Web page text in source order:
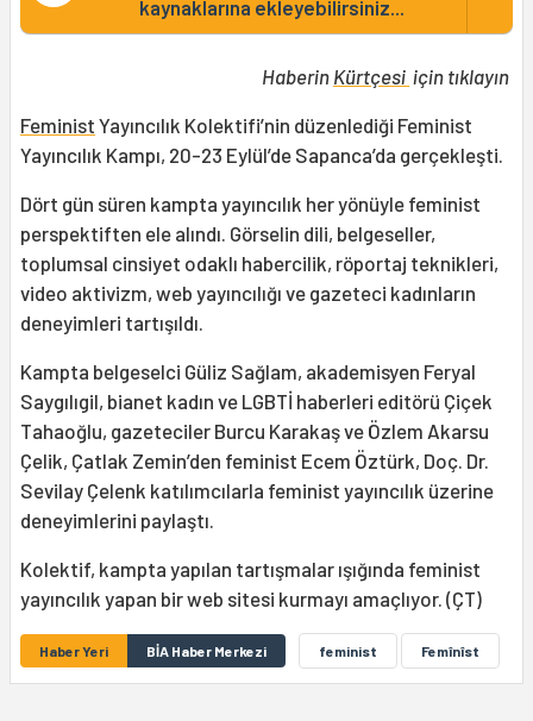
kaynaklarına ekleyebilirsiniz...
Haberin Kürtçesi için tıklayın
Feminist Yayıncılık Kolektifi’nin düzenlediği Feminist
Yayıncılık Kampı, 20-23 Eylül’de Sapanca’da gerçekleşti.
Dört gün süren kampta yayıncılık her yönüyle feminist
perspektiften ele alındı. Görselin dili, belgeseller,
toplumsal cinsiyet odaklı habercilik, röportaj teknikleri,
video aktivizm, web yayıncılığı ve gazeteci kadınların
deneyimleri tartışıldı.
Kampta belgeselci Güliz Sağlam, akademisyen Feryal
Saygılıgil, bianet kadın ve LGBTİ haberleri editörü Çiçek
Tahaoğlu, gazeteciler Burcu Karakaş ve Özlem Akarsu
Çelik, Çatlak Zemin’den feminist Ecem Öztürk, Doç. Dr.
Sevilay Çelenk katılımcılarla feminist yayıncılık üzerine
deneyimlerini paylaştı.
Kolektif, kampta yapılan tartışmalar ışığında feminist
yayıncılık yapan bir web sitesi kurmayı amaçlıyor. (ÇT)
Haber Yeri BİA Haber Merkezi feminist Femînîst